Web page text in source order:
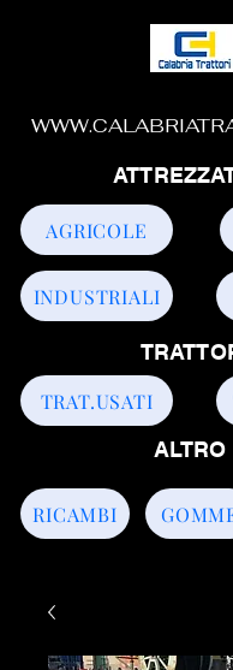
TRAT.USATI
INDUSTRIALI
AGRICOLE
RICAMBI
ALTRO